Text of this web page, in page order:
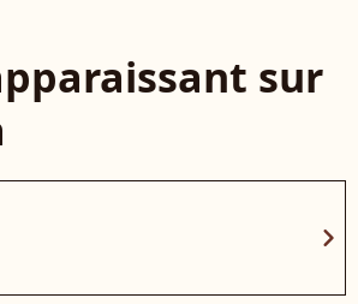
sur
chevron_right